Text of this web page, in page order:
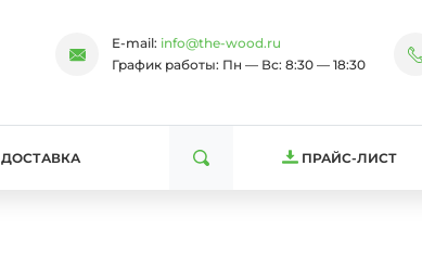
E-mail: info@the-wood.ru
График работы: Пн — Вс: 8:30 — 18:30
ДОСТАВКА ПРАЙС-ЛИСТ